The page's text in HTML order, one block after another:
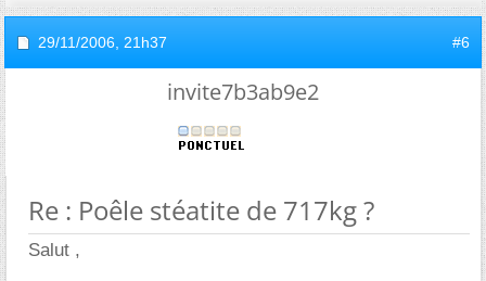
29/11/2006, 21h37 #6
invite7b3ab9e2
Re : Poêle stéatite de 717kg ?
Salut ,